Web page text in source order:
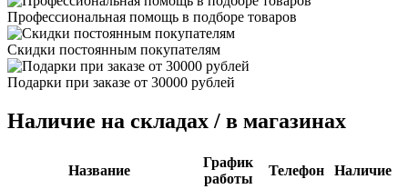
Профессиональная помощь в подборе товаров
Скидки постоянным покупателям
Подарки при заказе от 30000 рублей
Наличие на складах / в магазинах
Название
График
работы
Телефон
Наличие